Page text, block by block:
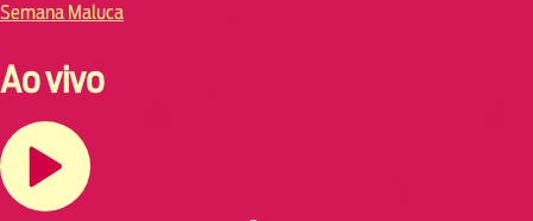
Semana Maluca
Ao vivo